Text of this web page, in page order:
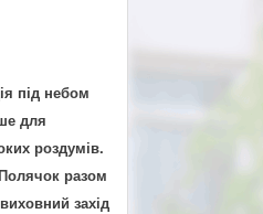
під небом
для
роздумів.
Полячок разом
захід